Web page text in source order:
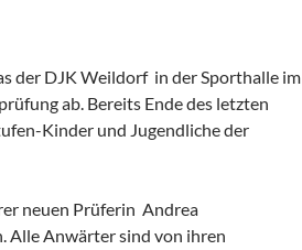
der DJK Weildorf in der Sporthalle im
ab. Bereits Ende des letzten
Kinder und Jugendliche der
neuen Prüferin Andrea
Alle Anwärter sind von ihren